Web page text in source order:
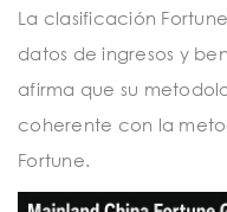
La clasificación
datos de ingresos y
afirma que su
coherente con la
Fortune.